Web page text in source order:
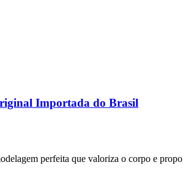
Importada do Brasil
perfeita que valoriza o corpo e